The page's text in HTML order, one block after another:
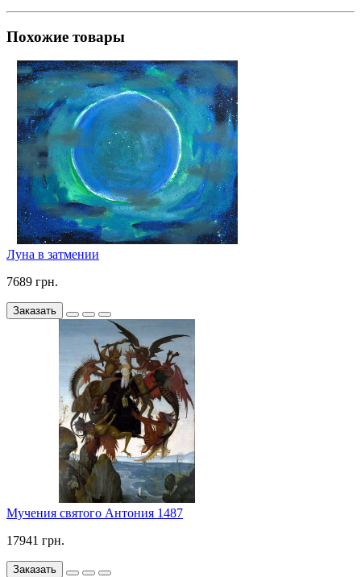
Похожие товары
Луна в затмении
7689 грн.
Заказать
Мучения святого Антония 1487
17941 грн.
Заказать